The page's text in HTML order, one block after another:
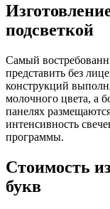
подсветкой
Самый
представить без
конструкций
молочного цвета, а
панелях
интенсивность
программы.
Стоимость
букв